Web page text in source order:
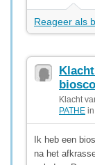
Reageer als
Klacht
PATHE
Ik heb een
na het